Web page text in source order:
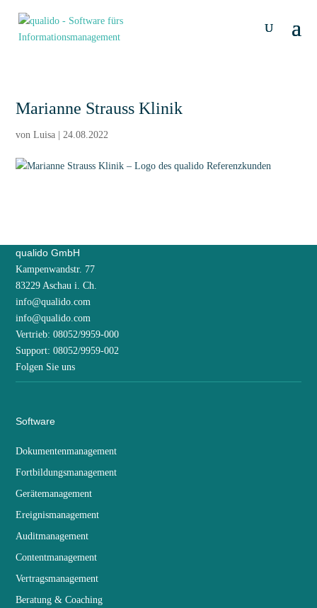
Marianne Strauss Klinik
vonLuisa |24.08.2022
qualido GmbH
Kampenwandstr. 77
83229 Aschau i. Ch.
info@qualido.com
info@qualido.com
Vertrieb: 08052/9959-000
Support: 08052/9959-002
Folgen Sie uns
Software
Dokumentenmanagement
Fortbildungsmanagement
Gerätemanagement
Ereignismanagement
Auditmanagement
Contentmanagement
Vertragsmanagement
Beratung & Coaching